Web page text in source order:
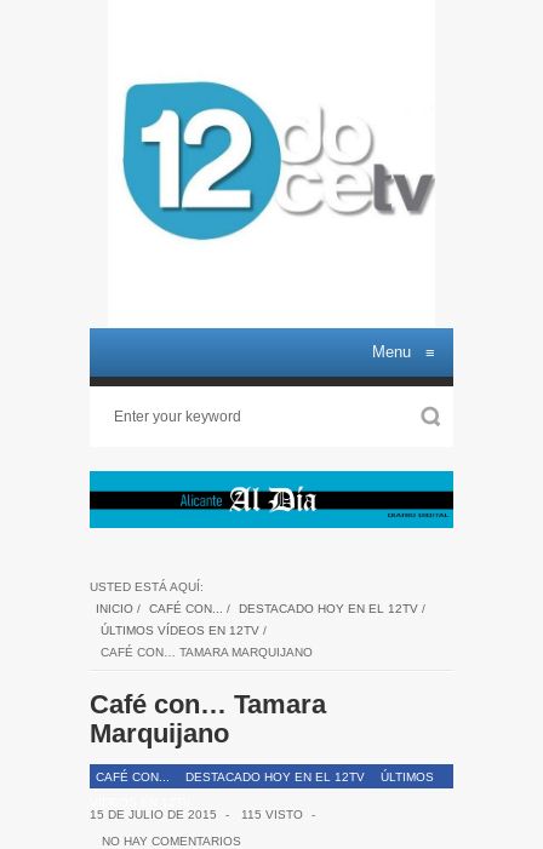
Menu ≡
USTED ESTÁ AQUÍ:
INICIO / CAFÉ CON... / DESTACADO HOY EN EL 12TV /
ÚLTIMOS VÍDEOS EN 12TV /
CAFÉ CON… TAMARA MARQUIJANO
Café con… Tamara
Marquijano
CAFÉ CON... DESTACADO HOY EN EL 12TV
ÚLTIMOS
15 DE JULIO DE 2015
- 115 VISTO
-
NO HAY COMENTARIOS